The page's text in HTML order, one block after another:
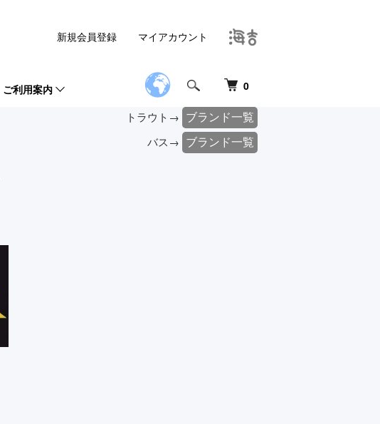
0
ご利用案内
新規会員登録 マイアカウント
トラウト→ ブランド一覧
バス→ ブランド一覧